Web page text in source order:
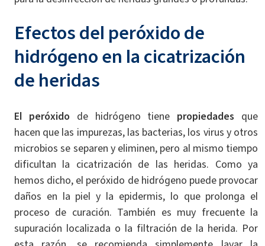
Efectos del peróxido de
hidrógeno en la cicatrización
de heridas
El peróxido de hidrógeno tiene propiedades que
hacen que las impurezas, las bacterias, los virus y otros
microbios se separen y eliminen, pero al mismo tiempo
dificultan la cicatrización de las heridas. Como ya
hemos dicho, el peróxido de hidrógeno puede provocar
daños en la piel y la epidermis, lo que prolonga el
proceso de curación. También es muy frecuente la
supuración localizada o la filtración de la herida. Por